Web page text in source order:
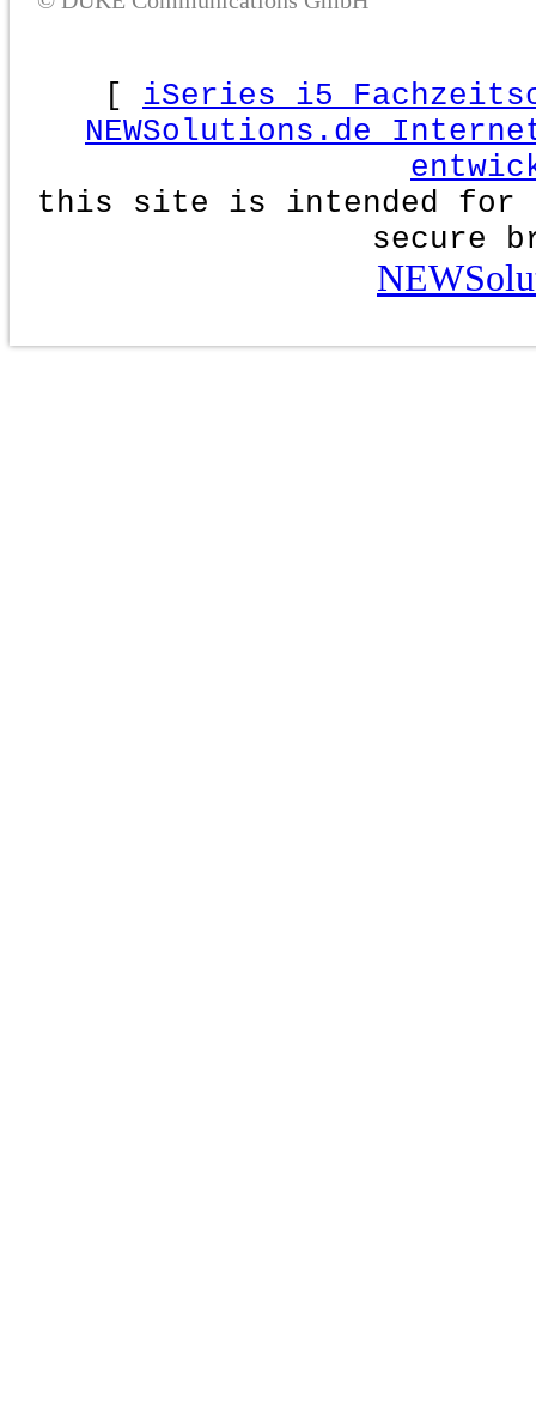
[ iSeries i5
NEWSolutions.de
this site is intended for
secure